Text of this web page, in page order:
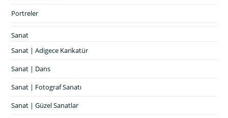
Portreler
Sanat
Sanat | Adigece Karikatür
Sanat | Dans
Sanat | Fotograf Sanatı
Sanat | Güzel Sanatlar